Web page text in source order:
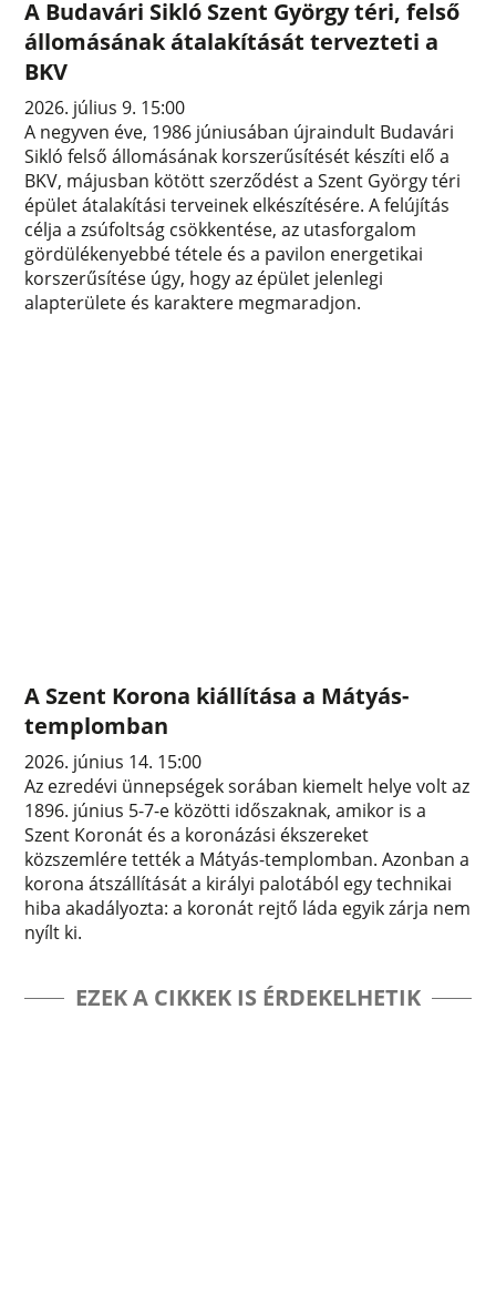
A Budavári Sikló Szent György téri, felső
állomásának átalakítását tervezteti a
BKV
2026. július 9. 15:00
A negyven éve, 1986 júniusában újraindult Budavári
Sikló felső állomásának korszerűsítését készíti elő a
BKV, májusban kötött szerződést a Szent György téri
épület átalakítási terveinek elkészítésére. A felújítás
célja a zsúfoltság csökkentése, az utasforgalom
gördülékenyebbé tétele és a pavilon energetikai
korszerűsítése úgy, hogy az épület jelenlegi
alapterülete és karaktere megmaradjon.
A Szent Korona kiállítása a Mátyás-
templomban
2026. június 14. 15:00
Az ezredévi ünnepségek sorában kiemelt helye volt az
1896. június 5-7-e közötti időszaknak, amikor is a
Szent Koronát és a koronázási ékszereket
közszemlére tették a Mátyás-templomban. Azonban a
korona átszállítását a királyi palotából egy technikai
hiba akadályozta: a koronát rejtő láda egyik zárja nem
nyílt ki.
EZEK A CIKKEK IS ÉRDEKELHETIK